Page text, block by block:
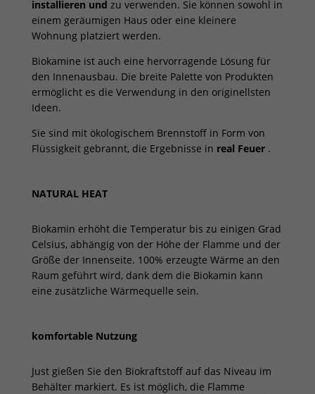
installieren und zu verwenden. Sie können sowohl in
einem geräumigen Haus oder eine kleinere
Wohnung platziert werden.
Biokamine ist auch eine hervorragende Lösung für
den Innenausbau. Die breite Palette von Produkten
ermöglicht es die Verwendung in den originellsten
Ideen.
Sie sind mit ökologischem Brennstoff in Form von
Flüssigkeit gebrannt, die Ergebnisse in real Feuer .
NATURAL HEAT
Biokamin erhöht die Temperatur bis zu einigen Grad
Celsius, abhängig von der Höhe der Flamme und der
Größe der Innenseite. 100% erzeugte Wärme an den
Raum geführt wird, dank dem die Biokamin kann
eine zusätzliche Wärmequelle sein.
komfortable Nutzung
Just gießen Sie den Biokraftstoff auf das Niveau im
Behälter markiert. Es ist möglich, die Flamme